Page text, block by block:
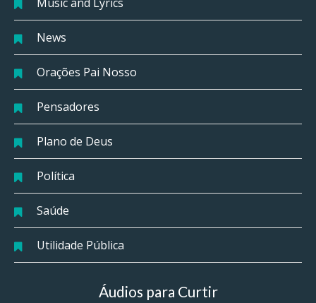
News
Orações Pai Nosso
Pensadores
Plano de Deus
Política
Saúde
Utilidade Pública
Áudios para Curtir